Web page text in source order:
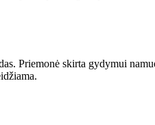
Priemonė skirta gydymui